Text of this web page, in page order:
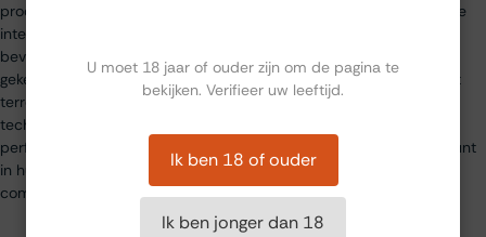
proces concentreert de smaken en geeft de wijn zijn kenmerkende
intensiteit en complexiteit. De wijngaarden van Monte Tondo
bevinden zich op enkele van de beste percelen van de regio,
gekenmerkt door kalkrijke bodems en een ideaal microklimaat. Dit
terroir, in combinatie met traditionele vakmanschap en moderne
technologie, resulteert in wijnen die de essentie van Valpolicella
perfect vastleggen. De Amarone della Valpolicella is een hoogtepunt
in hun assortiment, een wijn die finesse, rijkdom en elegantie
combineert en een bewijs is van hun toewijding aan kwaliteit.
U moet 18 jaar of ouder zijn om de pagina te
bekijken. Verifieer uw leeftijd.
Ik ben 18 of ouder
Ik ben jonger dan 18